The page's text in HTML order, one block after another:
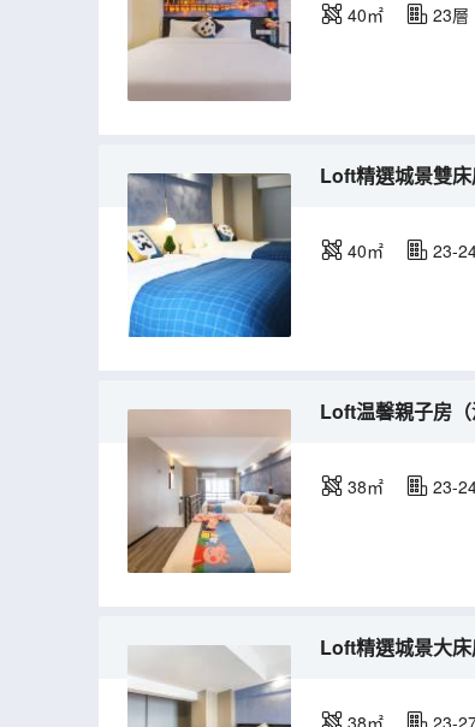
40㎡ 23層
Loft精選城景雙床
40㎡ 23-
Loft温馨親子房（
38㎡ 23-
Loft精選城景大床
38㎡ 23-